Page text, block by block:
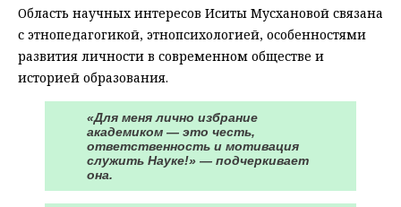
Область научных интересов Иситы Мусхановой связана
с этнопедагогикой, этнопсихологией, особенностями
развития личности в современном обществе и
историей образования.
«Для меня лично избрание
академиком — это честь,
ответственность и мотивация
служить Науке!» — подчеркивает
она.